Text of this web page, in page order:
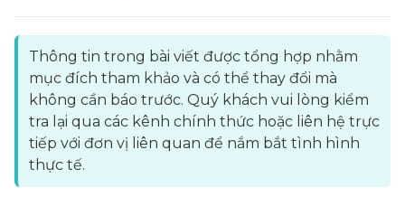
Thông tin trong bài viết được tổng hợp nhằm
mục đích tham khảo và có thể thay đổi mà
không cần báo trước. Quý khách vui lòng kiểm
tra lại qua các kênh chính thức hoặc liên hệ trực
tiếp với đơn vị liên quan để nắm bắt tình hình
thực tế.